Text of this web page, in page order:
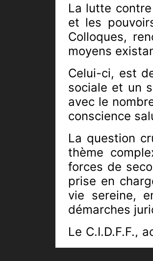
La lutte
et les
Colloques,
moyens
Celui-ci, est
sociale et un
avec le
conscience
La question
thème
forces de
prise en
vie sereine,
démarches
Le C.I.D.F.F.,
des familles